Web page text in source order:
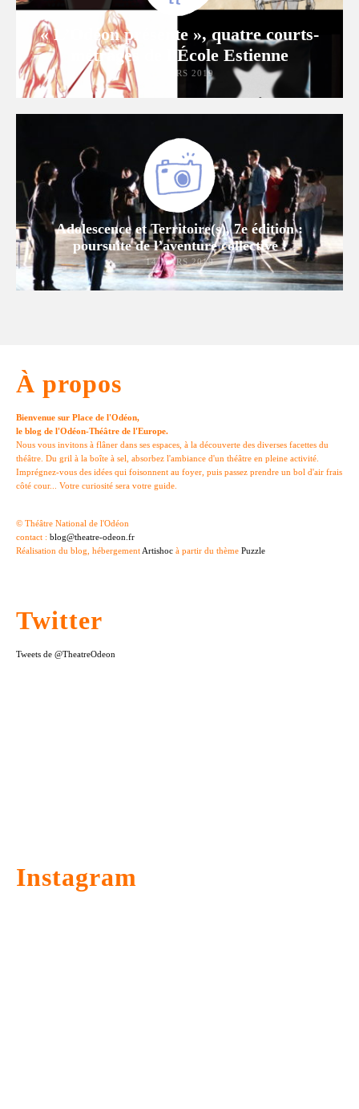
« L’Odéon présente », quatre courts-
métrages de l’École Estienne
21 MARS 2019
Adolescence et Territoire(s), 7e édition :
poursuite de l’aventure collective !
14 MARS 2019
À propos
Bienvenue sur Place de l'Odéon,
le blog de l'Odéon-Théâtre de l'Europe.
Nous vous invitons à flâner dans ses espaces, à la découverte des diverses facettes du
théâtre. Du gril à la boîte à sel, absorbez l'ambiance d'un théâtre en pleine activité.
Imprégnez-vous des idées qui foisonnent au foyer, puis passez prendre un bol d'air frais
côté cour... Votre curiosité sera votre guide.
© Théâtre National de l'Odéon
contact : blog@theatre-odeon.fr
Réalisation du blog, hébergementArtishoc à partir du thème Puzzle
Twitter
Tweets de @TheatreOdeon
Instagram